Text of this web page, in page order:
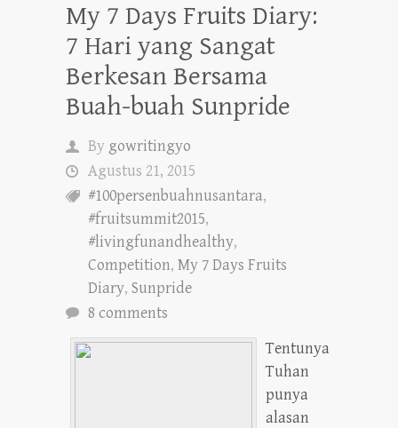
My 7 Days Fruits Diary:
7 Hari yang Sangat
Berkesan Bersama
Buah-buah Sunpride
By gowritingyo
Agustus 21, 2015
#100persenbuahnusantara,
#fruitsummit2015,
#livingfunandhealthy,
Competition, My 7 Days Fruits
Diary, Sunpride
8 comments
Tentunya
Tuhan
punya
alasan